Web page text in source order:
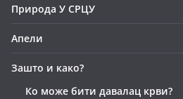
Природа У СРЦУ
Апели
Зашто и како?
Ко може бити давалац крви?